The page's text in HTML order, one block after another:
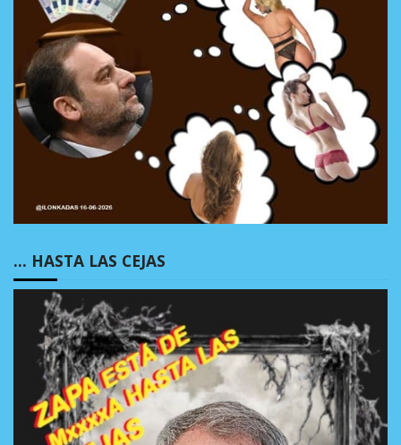
… HASTA LAS CEJAS